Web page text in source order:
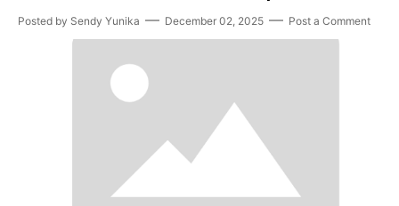
Posted by Sendy Yunika December 02, 2025 Post a Comment